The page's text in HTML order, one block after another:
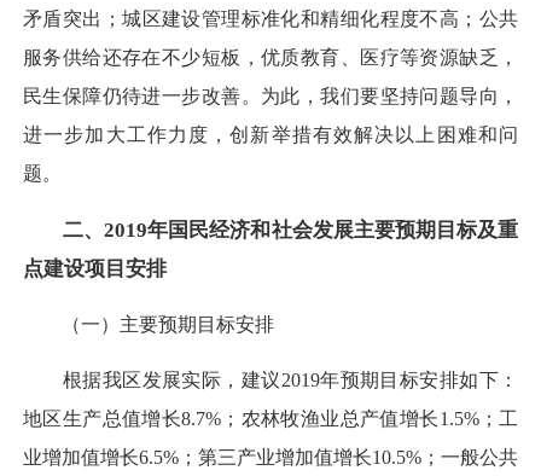
矛盾突出；城区建设管理标准化和精细化程度不高；公共
服务供给还存在不少短板，优质教育、医疗等资源缺乏，
民生保障仍待进一步改善。为此，我们要坚持问题导向，
进一步加大工作力度，创新举措有效解决以上困难和问
题。
二、2019年国民经济和社会发展主要预期目标及重
点建设项目安排
（一）主要预期目标安排
根据我区发展实际，建议2019年预期目标安排如下：
地区生产总值增长8.7%；农林牧渔业总产值增长1.5%；工
业增加值增长6.5%；第三产业增加值增长10.5%；一般公共